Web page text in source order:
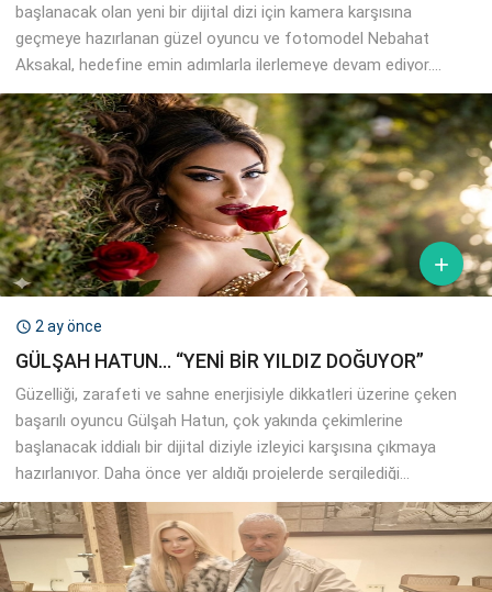
başlanacak olan yeni bir dijital dizi için kamera karşısına
geçmeye hazırlanan güzel oyuncu ve fotomodel Nebahat
Aksakal, hedefine emin adımlarla ilerlemeye devam ediyor....

 2 ay önce
GÜLŞAH HATUN… “YENİ BİR YILDIZ DOĞUYOR”
Güzelliği, zarafeti ve sahne enerjisiyle dikkatleri üzerine çeken
başarılı oyuncu Gülşah Hatun, çok yakında çekimlerine
başlanacak iddialı bir dijital diziyle izleyici karşısına çıkmaya
hazırlanıyor. Daha önce yer aldığı projelerde sergilediği...